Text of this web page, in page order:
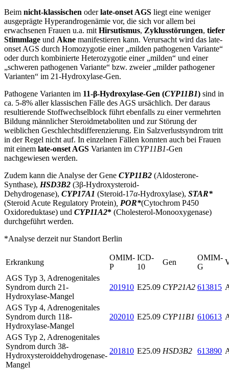
Beim nicht-klassischen oderlate-onset AGS liegt eine weniger
ausgeprägte Hyperandrogenämie vor, die sich vor allem bei
erwachsenen Frauen u.a. mitHirsutismus, Zyklusstörungen, tiefer
Stimmlage und Akne manifestieren kann. Verursacht wird das late-
onset AGS durch Homozygotie einer „milden pathogenen Variante“
oder durch kombinierte Heterozygotie einer „milden“ und einer
„schweren pathogenen Variante“ bzw. zweier „milder pathogener
Varianten“ im 21-Hydroxylase-Gen.
Pathogene Varianten im 11-β-Hydroxylase-Gen (CYP11B1) sind in
ca. 5-8% aller klassischen Fälle des AGS ursächlich. Der daraus
resultierende Stoffwechselblock führt ebenfalls zu einer vermehrten
Bildung männlicher Steroidmetaboliten und zur Störung der
weiblichen Geschlechtsdifferenzierung. Ein Salzverlustsyndrom tritt
in der Regel nicht auf. In einzelnen Fällen konnten auch bei Frauen
mit einem late-onset AGS Varianten im CYP11B1-Gen
nachgewiesen werden.
Zudem kann die Analyse der Gene CYP11B2 (Aldosterone-
Synthase), HSD3B2 (3β-Hydroxysteroid-
Dehydrogenase), CYP17A1 (Steroid-17α-Hydroxylase), STAR*
(Steroid Acute Regulatory Protein), POR*(Cytochrom P450
Oxidoreduktase) und CYP11A2* (Cholesterol-Monooxygenase)
durchgeführt werden.
*Analyse derzeit nur Standort Berlin
Erkrankung
OMIM-
P
ICD-
10
Gen
OMIM-
G
AGS Typ 3, Adrenogenitales
Syndrom durch 21-
Hydroxylase-Mangel
201910 E25.09 CYP21A2 613815
AGS Typ 4, Adrenogenitales
Syndrom durch 11ß-
Hydroxylase-Mangel
202010 E25.09 CYP11B1 610613
AGS Typ 2, Adrenogenitales
Syndrom durch 3ß-
Hydroxysteroiddehydrogenase-
Mangel
201810 E25.09 HSD3B2 613890